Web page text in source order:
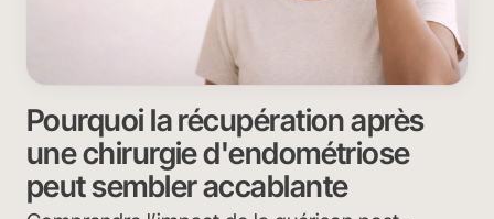
Pourquoi la récupération après
une chirurgie d'endométriose
peut sembler accablante